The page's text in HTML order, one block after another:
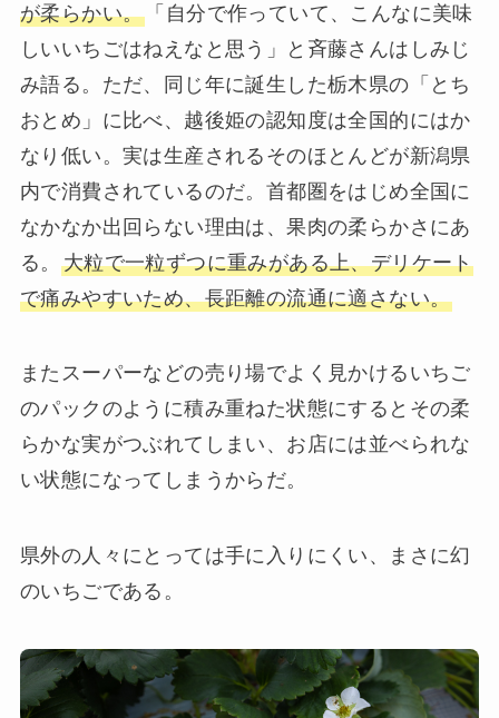
が柔らかい。 「自分で作っていて、こんなに美味
しいいちごはねえなと思う」と斉藤さんはしみじ
み語る。ただ、同じ年に誕生した栃木県の「とち
おとめ」に比べ、越後姫の認知度は全国的にはか
なり低い。実は生産されるそのほとんどが新潟県
内で消費されているのだ。首都圏をはじめ全国に
なかなか出回らない理由は、果肉の柔らかさにあ
る。 大粒で一粒ずつに重みがある上、デリケート
で痛みやすいため、長距離の流通に適さない。
またスーパーなどの売り場でよく見かけるいちご
のパックのように積み重ねた状態にするとその柔
らかな実がつぶれてしまい、お店には並べられな
い状態になってしまうからだ。
県外の人々にとっては手に入りにくい、まさに幻
のいちごである。